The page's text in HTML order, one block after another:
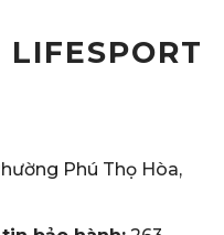
Phú Thọ Hòa,